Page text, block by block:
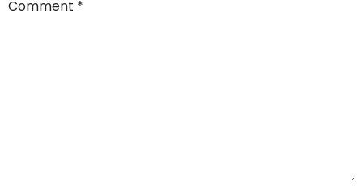
Comment *